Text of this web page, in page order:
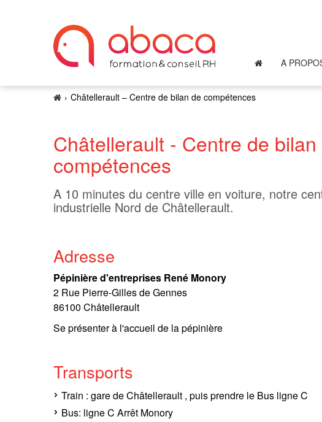
A
Châtellerault – Centre de bilan de compétences
Châtellerault - Centre de bilan
compétences
A 10 minutes du centre ville en voiture, notre
industrielle Nord de Châtellerault.
Adresse
Pépinière d'entreprises René Monory
2 Rue Pierre-Gilles de Gennes
86100 Châtellerault
Se présenter à l'accueil de la pépinière
Transports
Train : gare de Châtellerault , puis prendre le Bus ligne C
Bus: ligne C Arrêt Monory